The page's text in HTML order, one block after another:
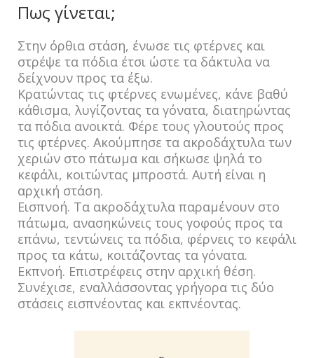
Πως γίνεται;
Στην όρθια στάση, ένωσε τις φτέρνες και
στρέψε τα πόδια έτσι ώστε τα δάκτυλα να
δείχνουν προς τα έξω.
Κρατώντας τις φτέρνες ενωμένες, κάνε βαθύ
κάθισμα, λυγίζοντας τα γόνατα, διατηρώντας
τα πόδια ανοικτά. Φέρε τους γλουτούς προς
τις φτέρνες. Ακούμπησε τα ακροδάχτυλα των
χεριών στο πάτωμα και σήκωσε ψηλά το
κεφάλι, κοιτώντας μπροστά. Αυτή είναι η
αρχική στάση.
Εισπνοή. Τα ακροδάχτυλα παραμένουν στο
πάτωμα, ανασηκώνεις τους γοφούς προς τα
επάνω, τεντώνεις τα πόδια, φέρνεις το κεφάλι
προς τα κάτω, κοιτάζοντας τα γόνατα.
Εκπνοή. Επιστρέφεις στην αρχική θέση.
Συνέχισε, εναλλάσσοντας γρήγορα τις δύο
στάσεις εισπνέοντας και εκπνέοντας.